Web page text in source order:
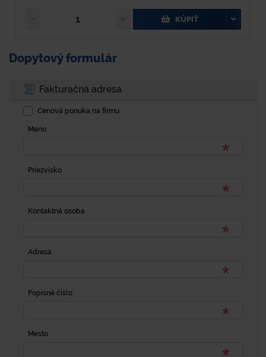
KÚPIŤ
Dopytový formulár
Fakturačná adresa
Cenová ponuka na firmu
Meno
Priezvisko
Kontaktná osoba
Adresa
Popisné číslo
Mesto